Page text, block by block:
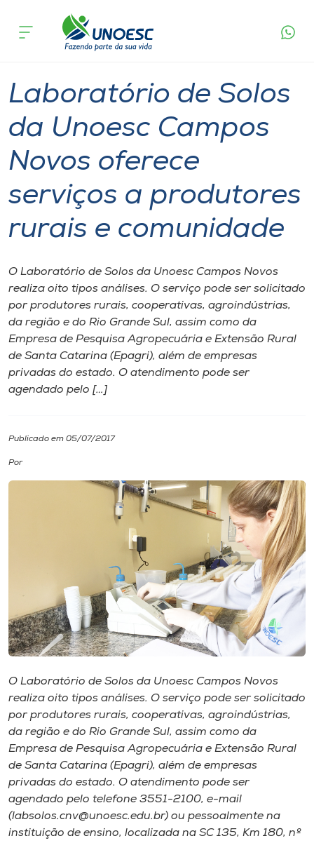
Cursos
Pesquisa
Atendimento ao Estudante
Portal de Ensino
Internacionalização
I.nova
Diplomados
Rádio
Museu
Unoesc
Store
Selecione
A+
acontece
comunidade
Laboratório de Solos
da Unoesc Campos
Novos oferece
serviços a produtores
rurais e comunidade
O Laboratório de Solos da Unoesc Campos Novos
realiza oito tipos análises. O serviço pode ser solicitado
por produtores rurais, cooperativas, agroindústrias,
da região e do Rio Grande Sul, assim como da
Empresa de Pesquisa Agropecuária e Extensão Rural
de Santa Catarina (Epagri), além de empresas
privadas do estado. O atendimento pode ser
agendado pelo […]
Publicado em 05/07/2017
Por
O Laboratório de Solos da Unoesc Campos Novos
realiza oito tipos análises. O serviço pode ser solicitado
por produtores rurais, cooperativas, agroindústrias,
da região e do Rio Grande Sul, assim como da
Empresa de Pesquisa Agropecuária e Extensão Rural
de Santa Catarina (Epagri), além de empresas
privadas do estado. O atendimento pode ser
agendado pelo telefone 3551-2100, e-mail
(labsolos.cnv@unoesc.edu.br) ou pessoalmente na
instituição de ensino, localizada na SC 135, Km 180, nº